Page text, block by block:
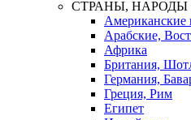
СТРАНЫ, НАРОДЫ
Арабские,
Африка
Британия,
Германия,
Греция, Рим
Египет